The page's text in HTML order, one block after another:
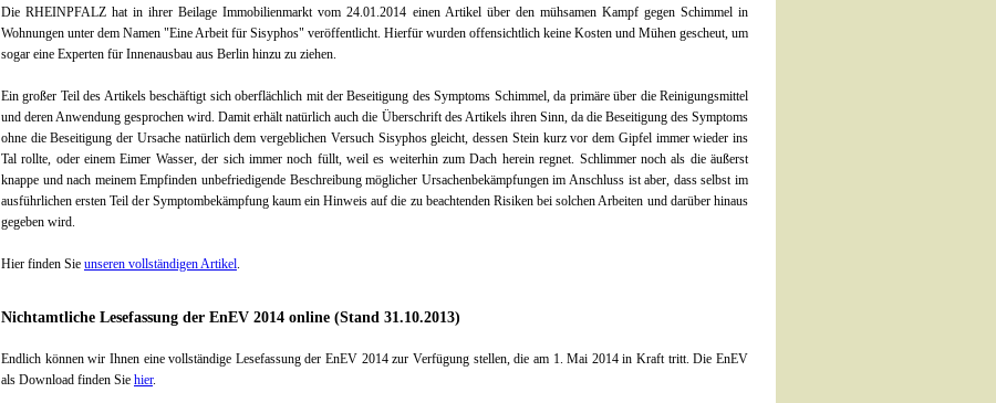
Die RHEINPFALZ hat in ihrer Beilage Immobilienmarkt vom 24.01.2014 einen Artikel über den mühsamen Kampf gegen Schimmel in
Wohnungen unter dem Namen "Eine Arbeit für Sisyphos" veröffentlicht. Hierfür wurden offensichtlich keine Kosten und Mühen gescheut, um
sogar eine Experten für Innenausbau aus Berlin hinzu zu ziehen.
Ein großer Teil des Artikels beschäftigt sich oberflächlich mit der Beseitigung des Symptoms Schimmel, da primäre über die Reinigungsmittel
und deren Anwendung gesprochen wird. Damit erhält natürlich auch die Überschrift des Artikels ihren Sinn, da die Beseitigung des Symptoms
ohne die Beseitigung der Ursache natürlich dem vergeblichen Versuch Sisyphos gleicht, dessen Stein kurz vor dem Gipfel immer wieder ins
Tal rollte, oder einem Eimer Wasser, der sich immer noch füllt, weil es weiterhin zum Dach herein regnet. Schlimmer noch als die äußerst
knappe und nach meinem Empfinden unbefriedigende Beschreibung möglicher Ursachenbekämpfungen im Anschluss ist aber, dass selbst im
ausführlichen ersten Teil der Symptombekämpfung kaum ein Hinweis auf die zu beachtenden Risiken bei solchen Arbeiten und darüber hinaus
gegeben wird.
Hier finden Sie unseren vollständigen Artikel.
Nichtamtliche Lesefassung der EnEV 2014 online (Stand 31.10.2013)
Endlich können wir Ihnen eine vollständige Lesefassung der EnEV 2014 zur Verfügung stellen, die am 1. Mai 2014 in Kraft tritt. Die EnEV
als Download finden Sie hier.